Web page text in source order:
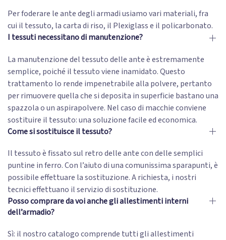
Per foderare le ante degli armadi usiamo vari materiali, fra
cui il tessuto, la carta di riso, il Plexiglass e il policarbonato.
I tessuti necessitano di manutenzione?
La manutenzione del tessuto delle ante è estremamente
semplice, poiché il tessuto viene inamidato. Questo
trattamento lo rende impenetrabile alla polvere, pertanto
per rimuovere quella che si deposita in superficie bastano una
spazzola o un aspirapolvere. Nel caso di macchie conviene
sostituire il tessuto: una soluzione facile ed economica.
Come si sostituisce il tessuto?
Il tessuto è fissato sul retro delle ante con delle semplici
puntine in ferro. Con l’aiuto di una comunissima sparapunti, è
possibile effettuare la sostituzione. A richiesta, i nostri
tecnici effettuano il servizio di sostituzione.
Posso comprare da voi anche gli allestimenti interni
dell’armadio?
Sì: il nostro catalogo comprende tutti gli allestimenti